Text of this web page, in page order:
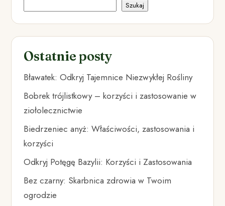
Szukaj
Ostatnie posty
Bławatek: Odkryj Tajemnice Niezwykłej Rośliny
Bobrek trójlistkowy – korzyści i zastosowanie w
ziołolecznictwie
Biedrzeniec anyż: Właściwości, zastosowania i
korzyści
Odkryj Potęgę Bazylii: Korzyści i Zastosowania
Bez czarny: Skarbnica zdrowia w Twoim
ogrodzie